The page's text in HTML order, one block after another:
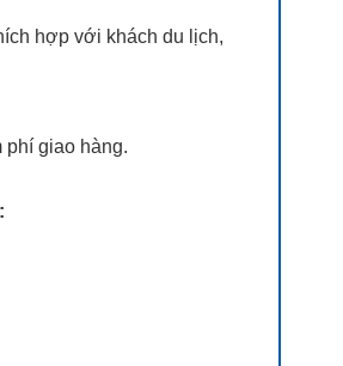
hợp với khách du lịch,
giao hàng.